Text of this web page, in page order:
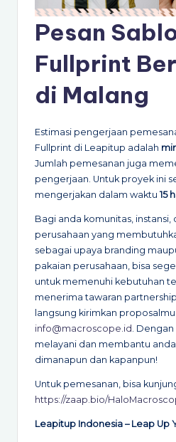
Pesan
Fullprint
di Malang
Estimasi pengerjaan
Fullprint di Leapitup adalah
Jumlah pemesanan juga
pengerjaan. Untuk proyek ini
mengerjakan dalam waktu 15
Bagi anda komunitas, instansi,
perusahaan yang
sebagai upaya branding
pakaian perusahaan, bisa
untuk memenuhi kebutuhan
menerima tawaran
langsung kirimkan
info@macroscope.id . Dengan
melayani dan membantu
dimanapun dan kapanpun!
Untuk pemesanan, bisa
https://zaap.bio/
Leapitup Indonesia – Leap Up